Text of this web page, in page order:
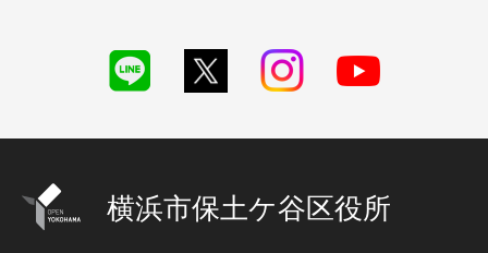
横浜市保土ケ谷区役所